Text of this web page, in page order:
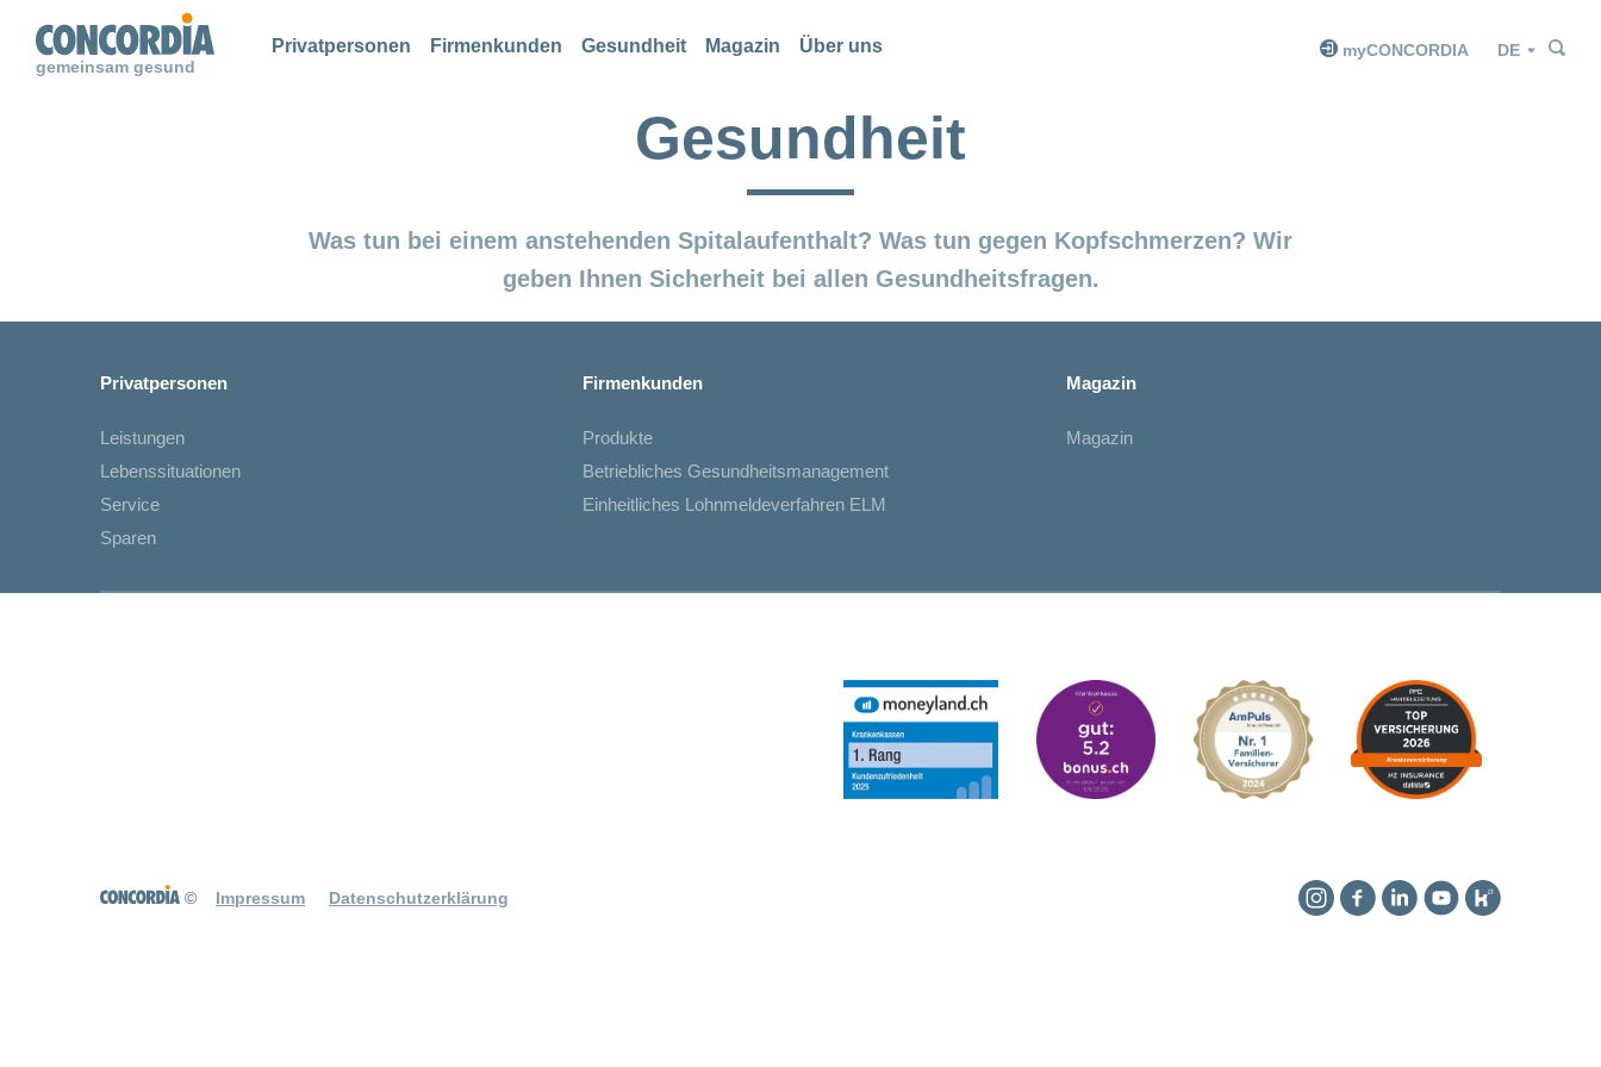
gemeinsam gesund
Privatpersonen Firmenkunden Gesundheit Magazin Über uns myCONCORDIA Sprache
Suche
Suche
Suche
Gesundheit
Was tun bei einem anstehenden Spitalaufenthalt? Was tun gegen Kopfschmerzen? Wir
geben Ihnen Sicherheit bei allen Gesundheitsfragen.
Privatpersonen
Leistungen
Lebenssituationen
Service
Sparen
Firmenkunden
Produkte
Betriebliches Gesundheitsmanagement
Einheitliches Lohnmeldeverfahren ELM
Magazin
Magazin
© Impressum Datenschutzerklärung
Instagram
Facebook
Linkedin
YouTubeKununu